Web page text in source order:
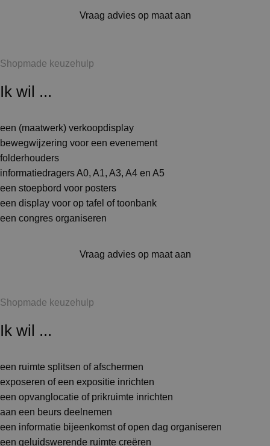
Vraag advies op maat aan
Shopmade keuzehulp
Ik wil ...
een (maatwerk) verkoopdisplay
bewegwijzering voor een evenement
folderhouders
informatiedragers A0, A1, A3, A4 en A5
een stoepbord voor posters
een display voor op tafel of toonbank
een congres organiseren
Vraag advies op maat aan
Shopmade keuzehulp
Ik wil ...
een ruimte splitsen of afschermen
exposeren of een expositie inrichten
een opvanglocatie of prikruimte inrichten
aan een beurs deelnemen
een informatie bijeenkomst of open dag organiseren
een geluidswerende ruimte creëren